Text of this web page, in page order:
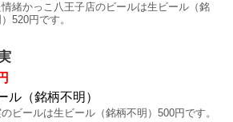
緒かっこ八王子店のビールは生ビール（銘
520円です。
ル（銘柄不明）
ビールは生ビール（銘柄不明）500円です。